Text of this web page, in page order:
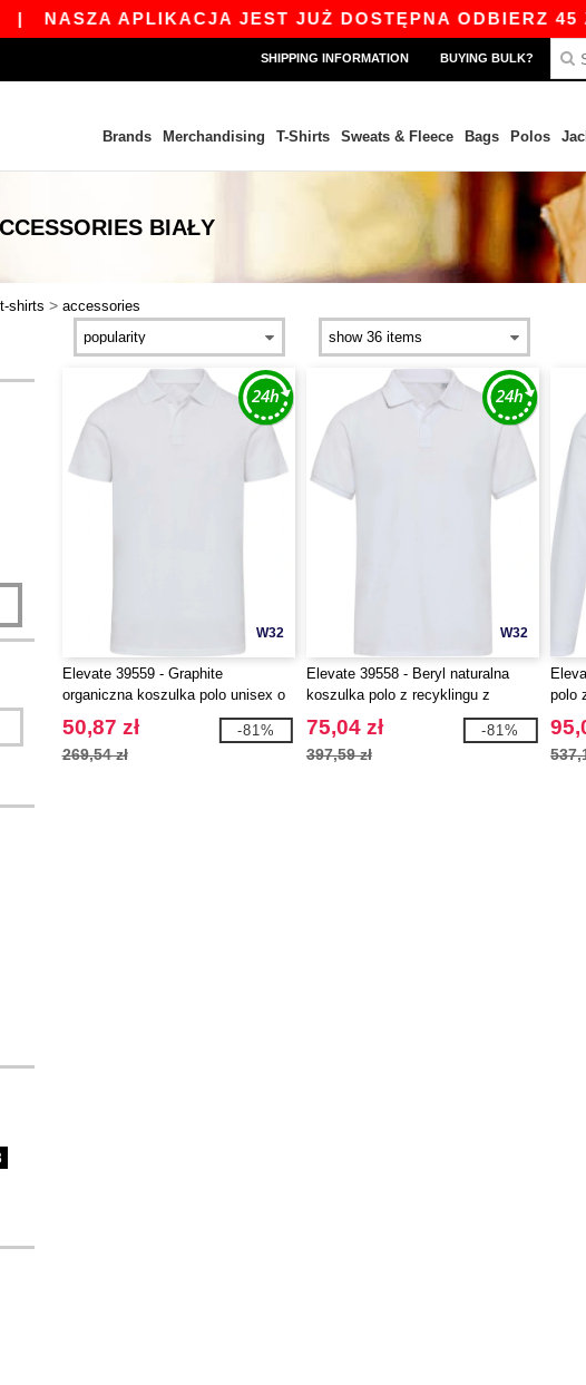
NASZA APLIKACJA JEST JUŻ DOSTĘPNA ODBIERZ 45
SHIPPING INFORMATION BUYING BULK?
Brands Merchandising T-Shirts Sweats & Fleece Bags Polos
BIAŁY
t-shirts > accessories
W32
Elevate 39559 - Graphite
organiczna koszulka polo unisex o
gramaturze 180 g/m², z krótkim
rękawem i certyfikatem OCS
50,87 zł
269,54 zł
-81%
W32
Elevate 39558 - Beryl naturalna
koszulka polo z recyklingu z
krótkim rękawem, unisex, o
gramaturze 220 g/m²
75,04 zł
397,59 zł
-81%
polo